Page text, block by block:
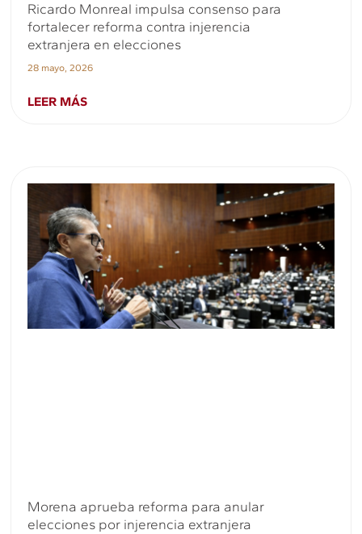
Ricardo Monreal impulsa consenso para
fortalecer reforma contra injerencia
extranjera en elecciones
28 mayo, 2026
LEER MÁS
Morena aprueba reforma para anular
elecciones por injerencia extranjera